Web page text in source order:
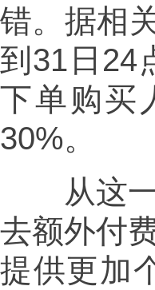
错。据相
到31日24
下单购买
30%。
从这一
去额外付
提供更加